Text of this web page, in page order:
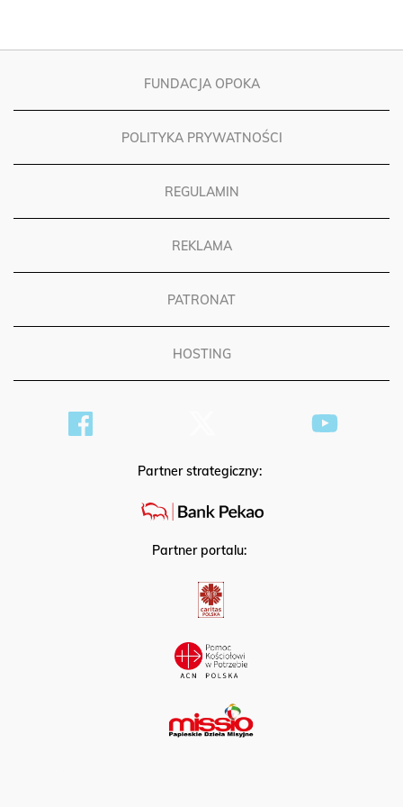
FUNDACJA OPOKA
POLITYKA PRYWATNOŚCI
REGULAMIN
REKLAMA
PATRONAT
HOSTING
Partner strategiczny:
Partner portalu: